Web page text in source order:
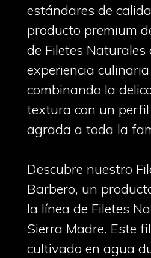
estándares de
producto premium
de Filetes Naturales
experiencia
combinando la
textura con un
agrada a toda la
Descubre nuestro
Barbero, un
la línea de Filetes
Sierra Madre. Este
cultivado en agua